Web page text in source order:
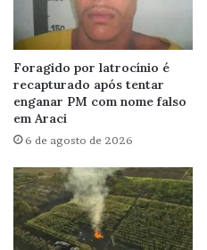
Foragido por latrocínio é
recapturado após tentar
enganar PM com nome falso
em Araci
6 de agosto de 2026